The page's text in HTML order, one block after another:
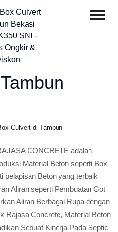
Culvert di Tambun
CONCRETE adalah
Material Beton seperti Box
pelapisan Beton yang terbaik
Aliran seperti Pembuatan Got
Aliran Berbagai Rupa dengan
Rajasa Concrete, Material Beton
Sebuat Kinerja Pada Septic